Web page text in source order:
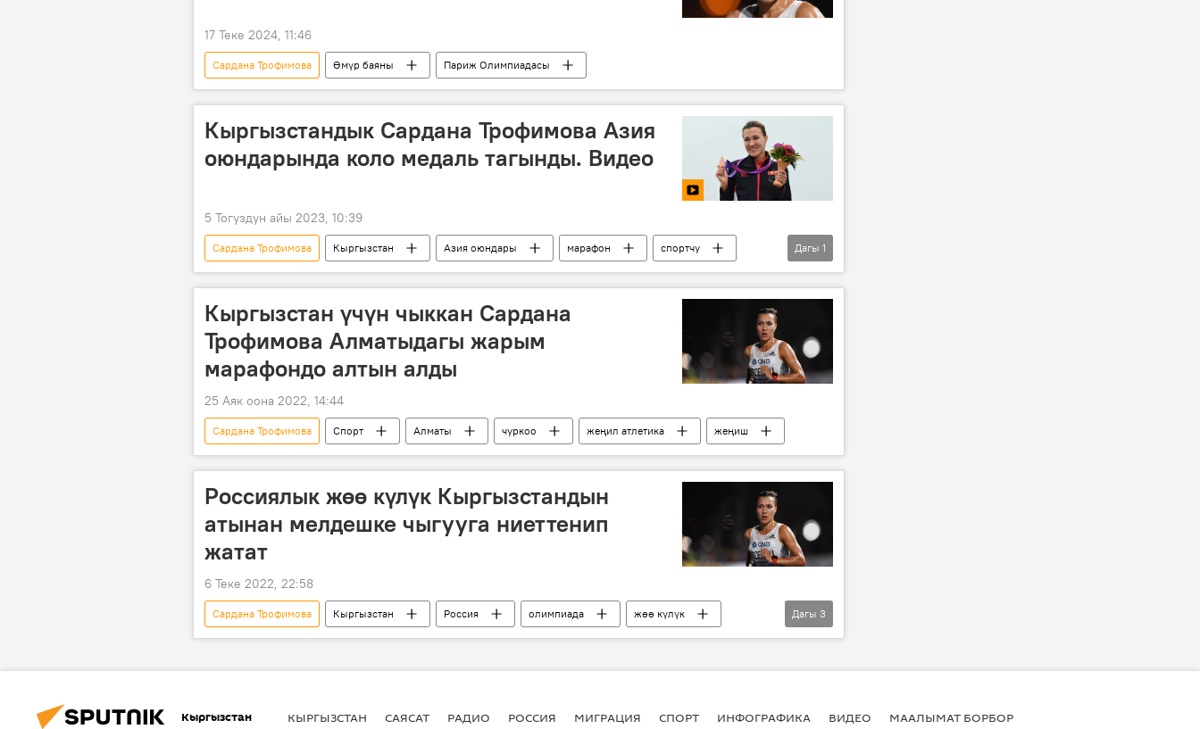
17 Теке 2024, 11:46
Сардана Трофимова Өмүр баяны Париж Олимпиадасы
Кыргызстандык Сардана Трофимова Азия
оюндарында коло медаль тагынды. Видео
5 Тогуздун айы 2023, 10:39
Сардана Трофимова Кыргызстан Азия оюндары марафон
спортчу
Видео
Дагы 1
Кыргызстан үчүн чыккан Сардана
Трофимова Алматыдагы жарым
марафондо алтын алды
25 Аяк оона 2022, 14:44
Сардана Трофимова Спорт Алматы чуркоо жеңил атлетика жеңиш
Россиялык жөө күлүк Кыргызстандын
атынан мелдешке чыгууга ниеттенип
жатат
6 Теке 2022, 22:58
Сардана Трофимова Кыргызстан Россия олимпиада
жөө күлүк
марафон
жарандык Спорт
Дагы 3
Кыргызстан КЫРГЫЗСТАН САЯСАТ РАДИО РОССИЯ МИГРАЦИЯ СПОРТ ИНФОГРАФИКА ВИДЕО МААЛЫМАТ БОРБОР